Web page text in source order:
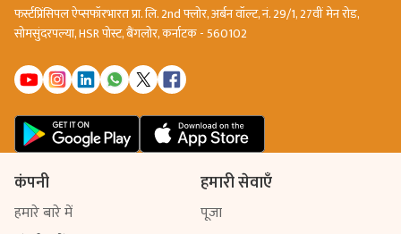
फर्स्टप्रिंसिपल ऐप्सफॉरभारत प्रा. लि. 2nd फ्लोर, अर्बन वॉल्ट, नं. 29/1, 27वीं मेन रोड,
सोमसुंदरपल्या, HSR पोस्ट, बैंगलोर, कर्नाटक - 560102
कंपनी
हमारे बारे में
हमारी सेवाएँ
पूजा